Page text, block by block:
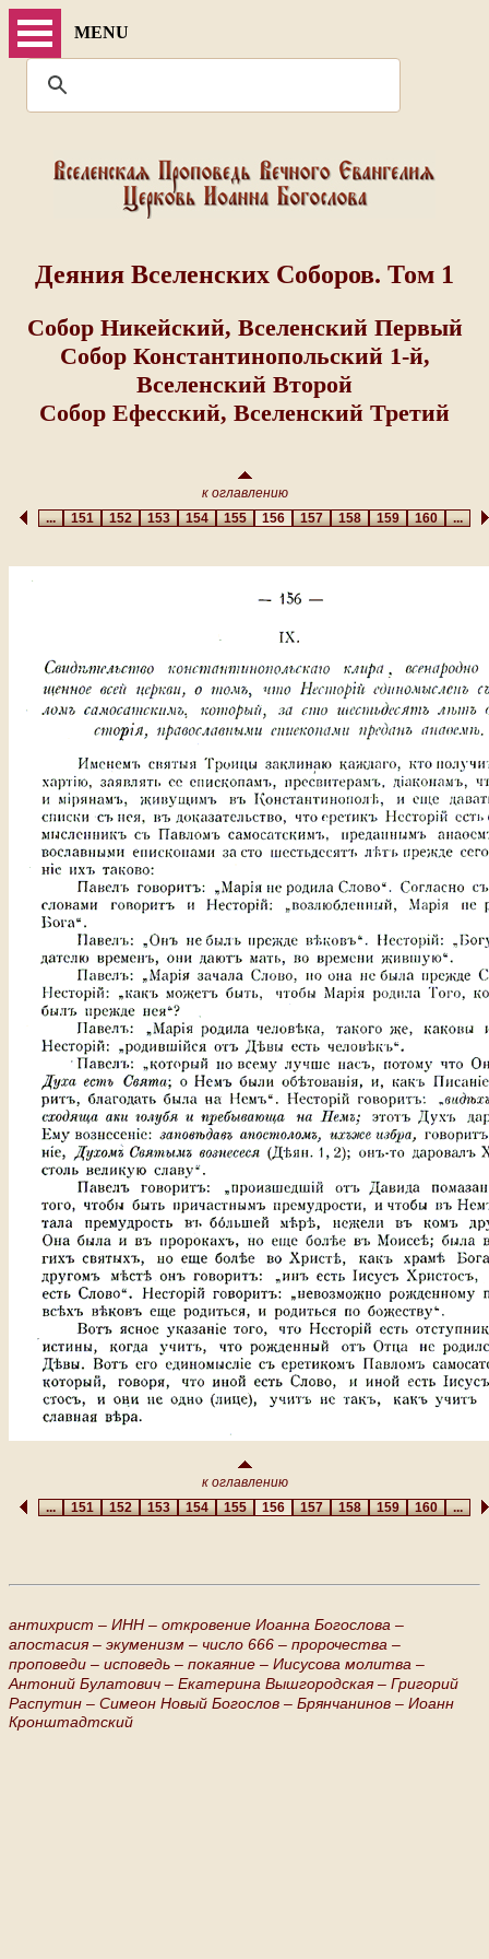
MENU
Деяния Вселенских Соборов. Том 1
Собор Никейский, Вселенский Первый
Собор Константинопольский 1-й,
Вселенский Второй
Собор Ефесский, Вселенский Третий
к оглавлению
...151152153154155 156 157158159160...
к оглавлению
...151152153154155 156 157158159160...
антихрист – ИНН – откровение Иоанна Богослова –
апостасия – экуменизм – число 666 – пророчества –
проповеди – исповедь – покаяние – Иисусова молитва –
Антоний Булатович – Екатерина Вышгородская – Григорий
Распутин – Симеон Новый Богослов – Брянчанинов – Иоанн
Кронштадтский